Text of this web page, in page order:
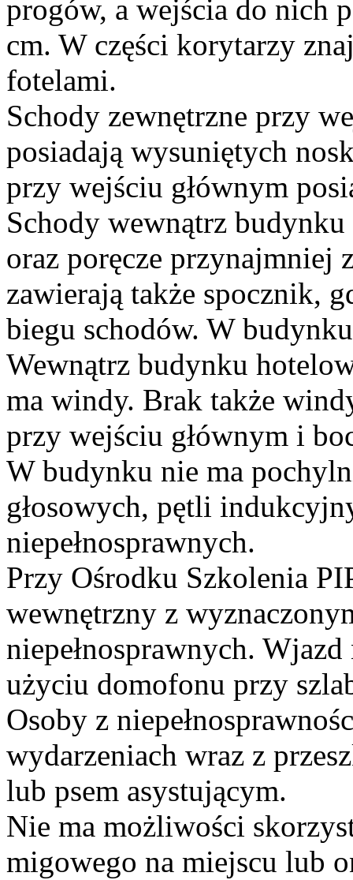
progów, a wejścia do nich
cm. W części korytarzy
fotelami.
Schody zewnętrzne przy
posiadają wysuniętych
przy wejściu głównym
Schody wewnątrz
oraz poręcze przynajmniej
zawierają także spocznik,
biegu schodów. W
Wewnątrz budynku
ma windy. Brak także
przy wejściu głównym i
W budynku nie ma
głosowych, pętli
niepełnosprawnych.
Przy Ośrodku Szkolenia
wewnętrzny z
niepełnosprawnych.
użyciu domofonu przy
Osoby z
wydarzeniach wraz z
lub psem asystującym.
Nie ma możliwości
migowego na miejscu lub